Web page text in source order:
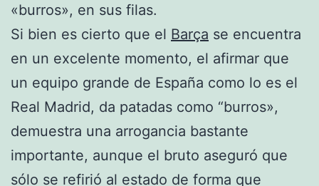
«burros», en sus filas.
Si bien es cierto que el Barça se encuentra
en un excelente momento, el afirmar que
un equipo grande de España como lo es el
Real Madrid, da patadas como “burros»,
demuestra una arrogancia bastante
importante, aunque el bruto aseguró que
sólo se refirió al estado de forma que